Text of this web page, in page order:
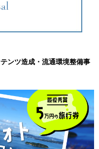
ンツ造成・流通環境整備事